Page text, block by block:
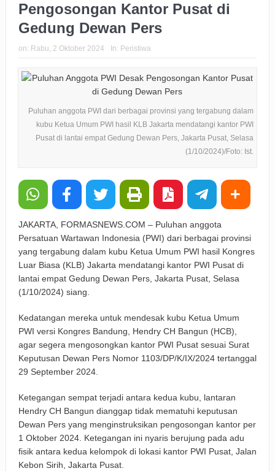
Pengosongan Kantor Pusat di
Gedung Dewan Pers
on: Rabu, 2 Oktober 2024 In: Peristiwa
Puluhan anggota PWI dari berbagai provinsi yang tergabung dalam
kubu Ketua Umum PWI hasil KLB Jakarta mendatangi kantor PWI
Pusat di lantai empat Gedung Dewan Pers, Jakarta Pusat, Selasa
(1/10/2024)/Foto: Ist.
JAKARTA, FORMASNEWS.COM – Puluhan anggota
Persatuan Wartawan Indonesia (PWI) dari berbagai provinsi
yang tergabung dalam kubu Ketua Umum PWI hasil Kongres
Luar Biasa (KLB) Jakarta mendatangi kantor PWI Pusat di
lantai empat Gedung Dewan Pers, Jakarta Pusat, Selasa
(1/10/2024) siang.
Kedatangan mereka untuk mendesak kubu Ketua Umum
PWI versi Kongres Bandung, Hendry CH Bangun (HCB),
agar segera mengosongkan kantor PWI Pusat sesuai Surat
Keputusan Dewan Pers Nomor 1103/DP/K/IX/2024 tertanggal
29 September 2024.
Ketegangan sempat terjadi antara kedua kubu, lantaran
Hendry CH Bangun dianggap tidak mematuhi keputusan
Dewan Pers yang menginstruksikan pengosongan kantor per
1 Oktober 2024. Ketegangan ini nyaris berujung pada adu
fisik antara kedua kelompok di lokasi kantor PWI Pusat, Jalan
Kebon Sirih, Jakarta Pusat.